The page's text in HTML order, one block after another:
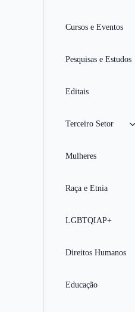
Cursos e Eventos
Pesquisas e Estudos
Editais
Terceiro Setor
Mulheres
Raça e Etnia
LGBTQIAP+
Direitos Humanos
Educação